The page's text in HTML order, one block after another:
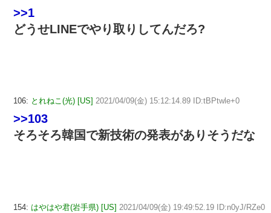
>>1
どうせLINEでやり取りしてんだろ?
106: とれねこ(光) [US] 2021/04/09(金) 15:12:14.89 ID:tBPtwle+0
>>103
そろそろ韓国で新技術の発表がありそうだな
154: はやはや君(岩手県) [US] 2021/04/09(金) 19:49:52.19 ID:n0yJ/RZe0